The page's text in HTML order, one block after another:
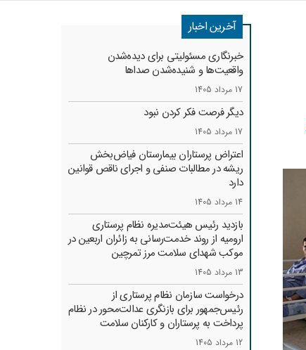
آخرین اخبار
خبرنگاری مسئولیتی برای دیده‌شدن
واقعیت‌ها و شنیده‌شدن صداها
17 مرداد 1405
دیگر فرصت فکر کردن نبود
17 مرداد 1405
اعتراض پرستاران بیمارستان فیاض‌بخش
ریشه در مطالبات صنفی و اجرای ناقص قوانین
دارد
14 مرداد 1405
بازدید رئیس هیئت‌مدیره نظام پرستاری
ارومیه از روند خدمت‌رسانی به زائران اربعین در
موکب شهدای سلامت مرز تمرچین
13 مرداد 1405
درخواست سازمان نظام پرستاری از
رئیس‌جمهور برای بازنگری عدالت‌محور در نظام
پرداخت به پرستاران و کارکنان سلامت
12 مرداد 1405